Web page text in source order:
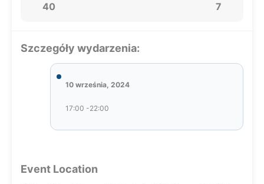
40 7
Szczegóły wydarzenia:
10 września, 2024
17:00 -22:00
Event Location